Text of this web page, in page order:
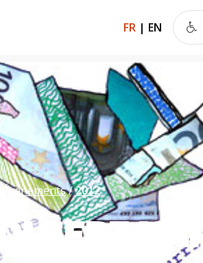
FR | EN
Événements 2012
SERT